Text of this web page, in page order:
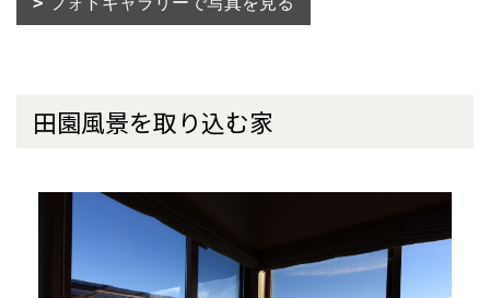
田園風景を取り込む家